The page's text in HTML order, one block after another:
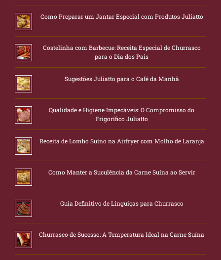
Como Preparar um Jantar Especial com Produtos Juliatto
Costelinha com Barbecue: Receita Especial de Churrasco
para o Dia dos Pais
Sugestões Juliatto para o Café da Manhã
Qualidade e Higiene Impecáveis: O Compromisso do
Frigorífico Juliatto
Receita de Lombo Suíno na Airfryer com Molho de Laranja
Como Manter a Suculência da Carne Suína ao Servir
Guia Definitivo de Linguiças para Churrasco
Churrasco de Sucesso: A Temperatura Ideal na Carne Suína